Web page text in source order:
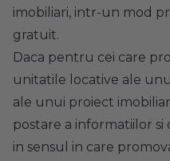
imobiliari, intr-un mod
gratuit.
Daca pentru cei care
unitatile locative ale
ale unui proiect
postare a informatiilor
in sensul in care